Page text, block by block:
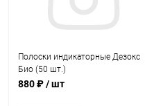
Полоски индикаторные Дезокс
Био (50 шт.)
880 ₽/ шт